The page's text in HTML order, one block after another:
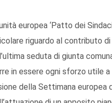
europea ‘Patto dei
riguardo al contributo
seduta di giunta
in essere ogni sforzo utile
della Settimana europea